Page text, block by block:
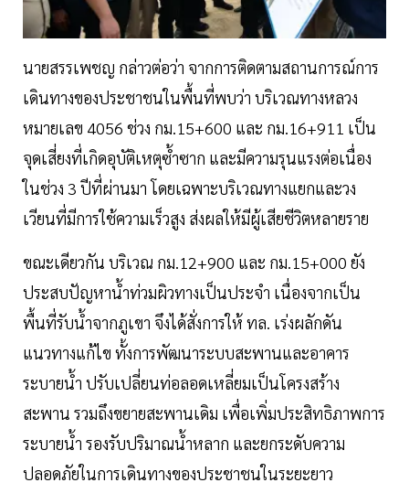
นายสรรเพชญ กล่าวต่อว่า จากการติดตามสถานการณ์การ
เดินทางของประชาชนในพื้นที่พบว่า บริเวณทางหลวง
หมายเลข 4056 ช่วง กม.15+600 และ กม.16+911 เป็น
จุดเสี่ยงที่เกิดอุบัติเหตุซ้ำซาก และมีความรุนแรงต่อเนื่อง
ในช่วง 3 ปีที่ผ่านมา โดยเฉพาะบริเวณทางแยกและวง
เวียนที่มีการใช้ความเร็วสูง ส่งผลให้มีผู้เสียชีวิตหลายราย
ขณะเดียวกัน บริเวณ กม.12+900 และ กม.15+000 ยัง
ประสบปัญหาน้ำท่วมผิวทางเป็นประจำ เนื่องจากเป็น
พื้นที่รับน้ำจากภูเขา จึงได้สั่งการให้ ทล. เร่งผลักดัน
แนวทางแก้ไข ทั้งการพัฒนาระบบสะพานและอาคาร
ระบายน้ำ ปรับเปลี่ยนท่อลอดเหลี่ยมเป็นโครงสร้าง
สะพาน รวมถึงขยายสะพานเดิม เพื่อเพิ่มประสิทธิภาพการ
ระบายน้ำ รองรับปริมาณน้ำหลาก และยกระดับความ
ปลอดภัยในการเดินทางของประชาชนในระยะยาว